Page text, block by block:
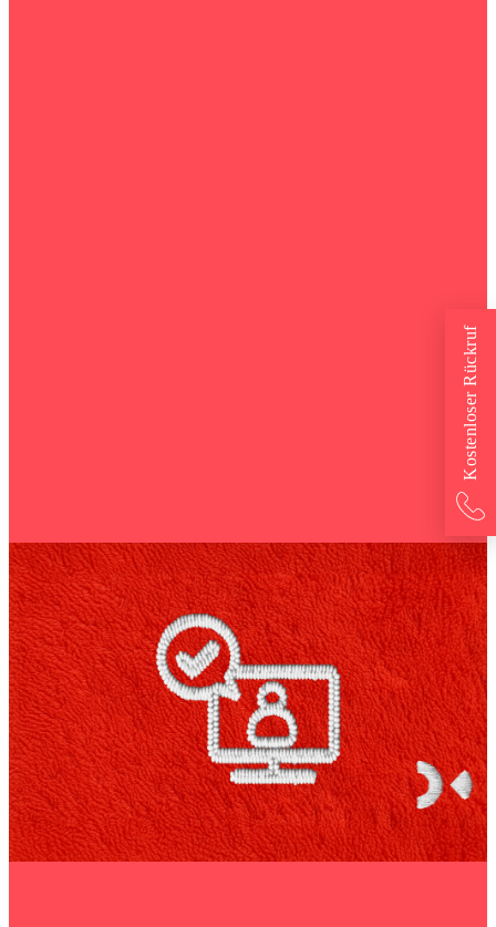
Kostenloser Rückruf